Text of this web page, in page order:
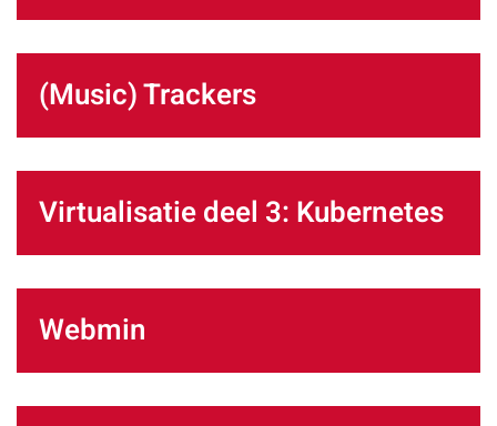
(Music) Trackers
Virtualisatie deel 3: Kubernetes
Webmin